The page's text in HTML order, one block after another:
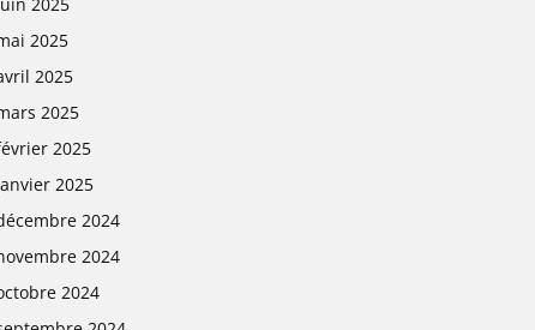
2025
2025
2025
2025
2025
2024
2024
2024